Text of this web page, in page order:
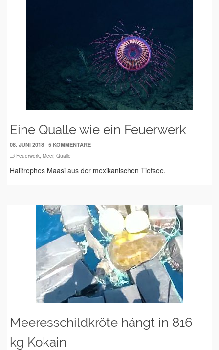
Eine Qualle wie ein Feuerwerk
08. JUNI 2018 | 5 KOMMENTARE
Feuerwerk, Meer, Qualle
Halitrephes Maasi aus der mexikanischen Tiefsee.
Meeresschildkröte hängt in 816
kg Kokain